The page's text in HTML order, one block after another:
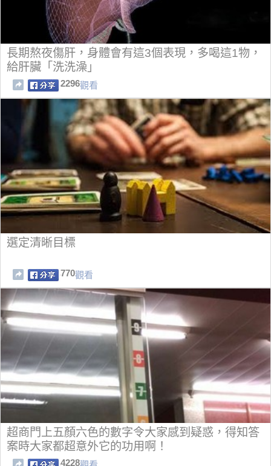
長期熬夜傷肝，身體會有這3個表現，多喝這1物，
給肝臟「洗洗澡」
2296觀看
選定清晰目標
770觀看
超商門上五顏六色的數字令大家感到疑惑，得知答
案時大家都超意外它的功用啊！
4228